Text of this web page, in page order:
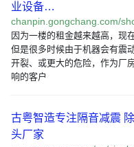
业设备…
chanpin.gongchang.com/
因为一楼的租金越来越高，现
但是很多时候由于机器会有震
开裂、或更大的危险，作为厂
响的客户
古粤智造专注隔音减震
头厂家